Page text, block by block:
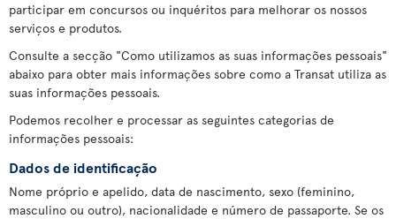
participar em concursos ou inquéritos para melhorar os nossos
serviços e produtos.
Consulte a secção "Como utilizamos as suas informações pessoais"
abaixo para obter mais informações sobre como a Transat utiliza as
suas informações pessoais.
Podemos recolher e processar as seguintes categorias de
informações pessoais:
Dados de identificação
Nome próprio e apelido, data de nascimento, sexo (feminino,
masculino ou outro), nacionalidade e número de passaporte. Se os